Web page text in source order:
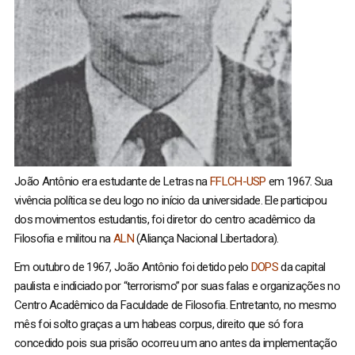
João Antônio era estudante de Letras naFFLCH-USP em 1967. Sua
vivência política se deu logo no início da universidade. Ele participou
dos movimentos estudantis, foi diretor do centro acadêmico da
Filosofia e militou naALN(Aliança Nacional Libertadora).
Em outubro de 1967, João Antônio foi detido pelo DOPSda capital
paulista e indiciado por “terrorismo” por suas falas e organizações no
Centro Acadêmico da Faculdade de Filosofia. Entretanto, no mesmo
mês foi solto graças a um habeas corpus, direito que só fora
concedido pois sua prisão ocorreu um ano antes da implementação